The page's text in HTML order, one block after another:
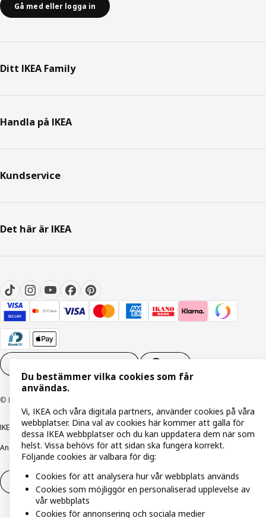
Gå med eller logga in
Ditt IKEA Family
Handla på IKEA
Kundservice
Det här är IKEA
© Inter IKEA Systems B.V. 1999-2026
IKEA Family integritetspolicyIntegritetspolicyCookiepolicy
Ansvarsfullt avslöjandepolicyE-postKöp- & leveransvillkorBolagsinformation
Utöva ångerrätt Utöva ångerrätten för tjänster
Du bestämmer vilka cookies som får
användas.
Vi, IKEA och våra digitala partners, använder cookies på våra
webbplatser. Dina val av cookies här kommer att gälla för
dessa IKEA webbplatser och du kan uppdatera dem när som
helst. Vissa behövs för att sidan ska fungera korrekt.
Följande cookies är valbara för dig:
Cookies för att analysera hur vår webbplats används
Cookies som möjliggör en personaliserad upplevelse av
vår webbplats
Cookies för annonsering och sociala medier